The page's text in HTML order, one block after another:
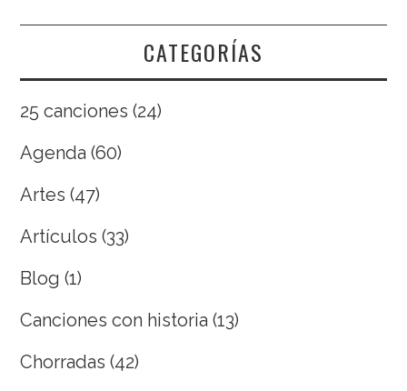
CATEGORÍAS
25 canciones (24)
Agenda (60)
Artes (47)
Artículos (33)
Blog (1)
Canciones con historia (13)
Chorradas (42)